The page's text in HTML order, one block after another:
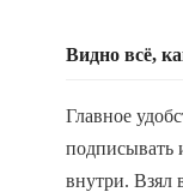
Видно всё,
Главное
подписывать
внутри. Взял